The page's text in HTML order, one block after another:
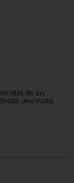
de un
una moto